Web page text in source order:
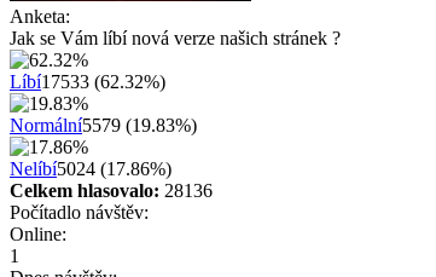
Anketa:
Jak se Vám líbí nová verze našich stránek ?
Líbí17533 (62.32%)
Normální5579 (19.83%)
Nelíbí5024 (17.86%)
Celkem hlasovalo: 28136
Počítadlo návštěv:
Online:
1